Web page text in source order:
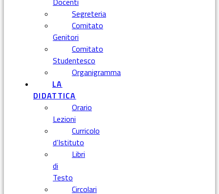
Segreteria
Comitato
Genitori
Comitato
Studentesco
Organigramma
LA
DIDATTICA
Orario
Lezioni
Curricolo
d’Istituto
Libri
di
Testo
Circolari